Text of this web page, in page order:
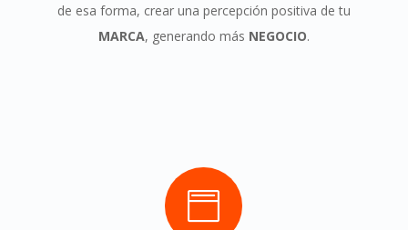
de esa forma, crear una percepción positiva de tu
MARCA, generando más NEGOCIO.
